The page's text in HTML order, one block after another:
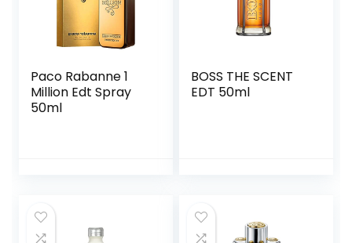
Paco Rabanne 1
Million Edt Spray
50ml
BOSS THE SCENT
EDT 50ml